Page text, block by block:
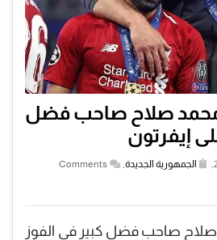
صلاح صاحب فضل
إيفرتون
الجمهورية الجديدة
Comments
صاحب فضل كبير فى الفوز